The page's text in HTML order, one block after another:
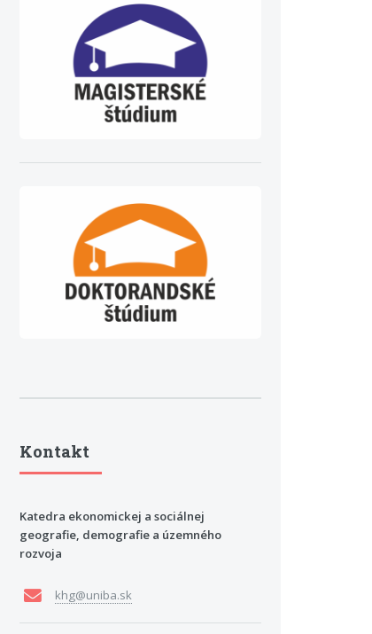
Kontakt
Katedra ekonomickej a sociálnej
geografie, demografie a územného
rozvoja
khg@uniba.sk